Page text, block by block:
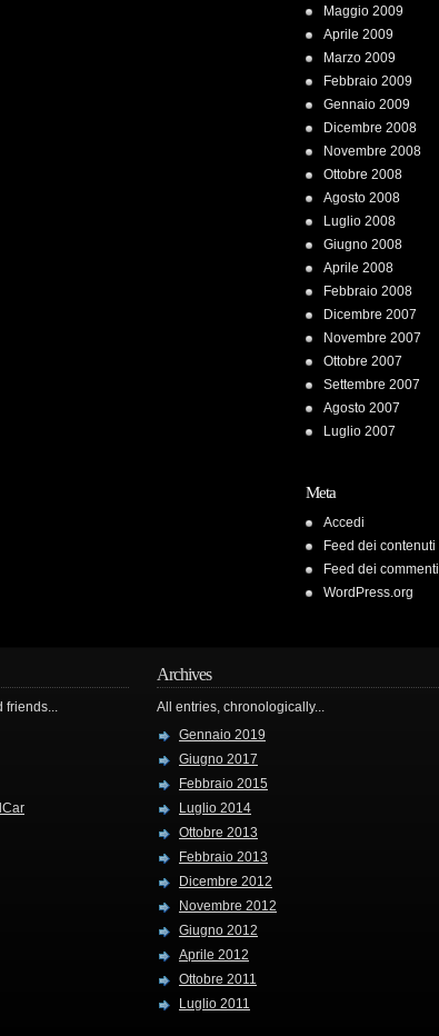
Maggio 2009
Aprile 2009
Marzo 2009
Febbraio 2009
Gennaio 2009
Dicembre 2008
Novembre 2008
Ottobre 2008
Agosto 2008
Luglio 2008
Giugno 2008
Aprile 2008
Febbraio 2008
Dicembre 2007
Novembre 2007
Ottobre 2007
Settembre 2007
Agosto 2007
Luglio 2007
Meta
Accedi
Feed dei contenuti
Feed dei commenti
WordPress.org
friends...
Archives
All entries, chronologically...
Gennaio 2019
Giugno 2017
Febbraio 2015
Luglio 2014
Ottobre 2013
Febbraio 2013
Dicembre 2012
Novembre 2012
Giugno 2012
Aprile 2012
Ottobre 2011
Luglio 2011